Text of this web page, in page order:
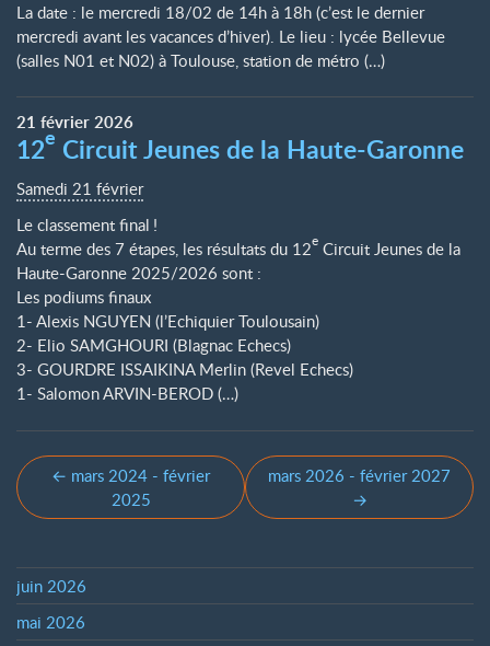
La date : le mercredi 18/02 de 14h à 18h (c’est le dernier
mercredi avant les vacances d’hiver). Le lieu : lycée Bellevue
(salles N01 et N02) à Toulouse, station de métro (…)
21 février2026
12e Circuit Jeunes de la Haute-Garonne
Samedi 21 février
Le classement final !
Au terme des 7 étapes, les résultats du 12e Circuit Jeunes de la
Haute-Garonne 2025/2026 sont :
Les podiums finaux
1- Alexis NGUYEN (l’Echiquier Toulousain)
2- Elio SAMGHOURI (Blagnac Echecs)
3- GOURDRE ISSAIKINA Merlin (Revel Echecs)
1- Salomon ARVIN-BEROD (…)
← mars 2024 - février
2025
mars 2026 - février 2027
→
juin 2026
mai 2026